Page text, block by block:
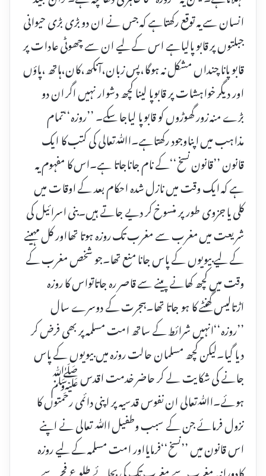
انسان سے یہ توقع رکھتاہے کہ جس نے ان دو بڑی بڑی حیوانی
جبلتوں پر قابو پالیاہے اس کے لیے ان سے چھوٹی عادات پر
قابو پانا چنداں مشکل نہ ہوگا،پس زبان،آنکھ،کان،ہاتھ ،پاؤں
اور دیگر خواہشات پر قابوپا لینا کچھ دشوار نہیں اگر ان دو
بڑے منہ زور گھوڑوں کو قابو پا لیاجا سکے۔ ’’روزہ‘‘تمام
مذاہب میں اپناوجود رکھتاہے۔اﷲتعالی کی کتب کا ایک
قانون ’’قانون نسخ‘‘کے نام جاناجاتا ہے۔اس کا مفہوم یہ
ہے کہ ایک وقت میں نازل شدہ احکام بعد کے اوقات میں
کلی یا جزوی طور پر منسوخ کر دیے جاتے ہیں۔بنی اسرائیل کی
شریعت میں مغرب سے مغرب تک روزہ ہوتا تھااور کل مہینے
کے لیے بیویوں کے پاس جانا منع تھا۔جو شخص مغرب کے
وقت میں کچھ کھانے پینے سے قاصر رہ جاتاتواس کا روزہ
اڑتالیس گھنٹے کا ہو جاتا تھا۔ہجرت کے دوسرے سال
’’روزہ‘‘انہیں شرائط کے ساتھ امت مسلمہ پر بھی فرض کر
دیا گیا۔لیکن کچھ مسلمان حالت روزہ میں بیویوں کے پاس
جانے کی شکایت لے کر حاضر خدمت اقدس ﷺ
ہوئے۔اﷲتعالی ان نفوس قدسیہ پر اپنی دائمی رحمتوں کا
نزول فرمائے جن کے سبب وطفیل اﷲ تعالی نے اپنے
اس قانون میں ’’نسخ‘‘فرمایااور امت مسلمہ کے لیے روزہ